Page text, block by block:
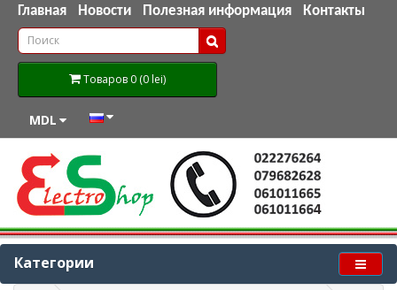
Главная Новости Полезная информация Контакты
Товаров 0 (0 lei)
MDL
Категории